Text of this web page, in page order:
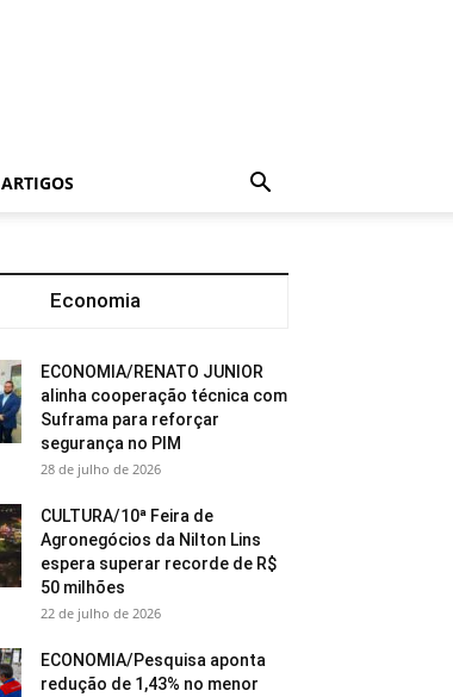
ARTIGOS
Economia
ECONOMIA/RENATO JUNIOR
alinha cooperação técnica com
Suframa para reforçar
segurança no PIM
28 de julho de 2026
CULTURA/10ª Feira de
Agronegócios da Nilton Lins
espera superar recorde de R$
50 milhões
22 de julho de 2026
ECONOMIA/Pesquisa aponta
redução de 1,43% no menor